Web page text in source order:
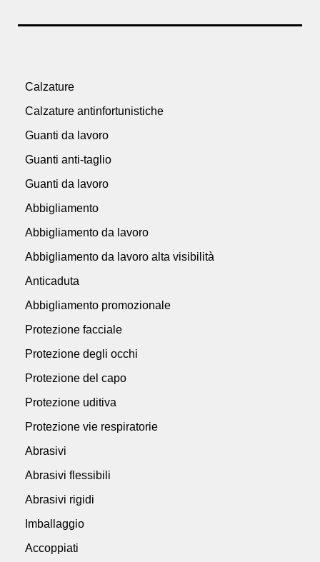
Calzature
Calzature antinfortunistiche
Guanti da lavoro
Guanti anti-taglio
Guanti da lavoro
Abbigliamento
Abbigliamento da lavoro
Abbigliamento da lavoro alta visibilità
Anticaduta
Abbigliamento promozionale
Protezione facciale
Protezione degli occhi
Protezione del capo
Protezione uditiva
Protezione vie respiratorie
Abrasivi
Abrasivi flessibili
Abrasivi rigidi
Imballaggio
Accoppiati